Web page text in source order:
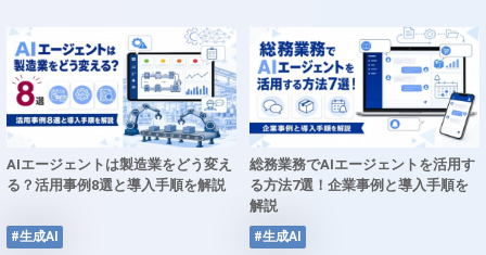
AIエージェントは製造業をどう変え
る？活用事例8選と導入手順を解説
#生成AI
総務業務でAIエージェントを活用す
る方法7選！企業事例と導入手順を
解説
#生成AI